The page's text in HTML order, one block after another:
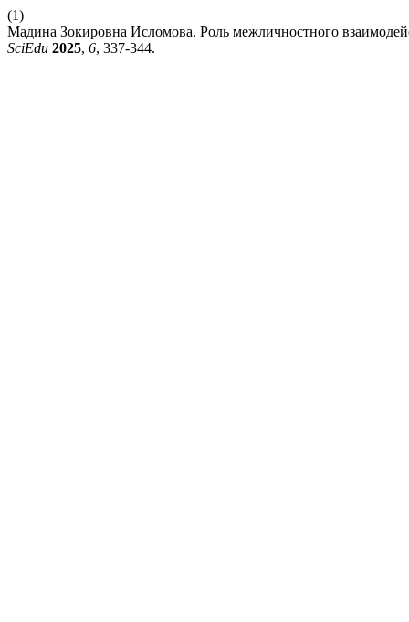
(1)
Мадина Зокировна Исломова. Роль межличностного
SciEdu 2025, 6, 337-344.